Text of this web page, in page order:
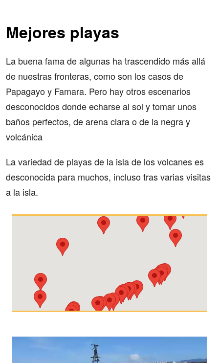
Mejores playas
La buena fama de algunas ha trascendido más allá
de nuestras fronteras, como son los casos de
Papagayo y Famara. Pero hay otros escenarios
desconocidos donde echarse al sol y tomar unos
baños perfectos, de arena clara o de la negra y
volcánica
La variedad de playas de la isla de los volcanes es
desconocida para muchos, incluso tras varias visitas
a la isla.